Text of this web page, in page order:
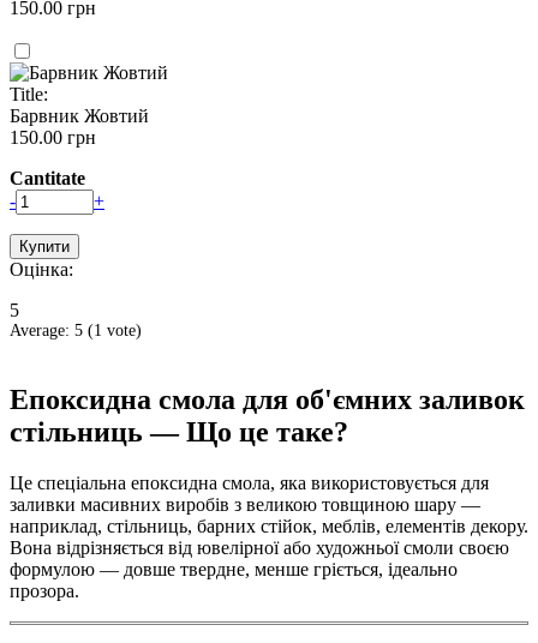
150.00 грн
Title:
Барвник Жовтий
150.00 грн
Cantitate
-
+
Оцінка:
5
Average: 5 (1 vote)
Епоксидна смола для об'ємних заливок
стільниць — Що це таке?
Це спеціальна епоксидна смола, яка використовується для
заливки масивних виробів з великою товщиною шару —
наприклад, стільниць, барних стійок, меблів, елементів декору.
Вона відрізняється від ювелірної або художньої смоли своєю
формулою — довше твердне, менше гріється, ідеально
прозора.